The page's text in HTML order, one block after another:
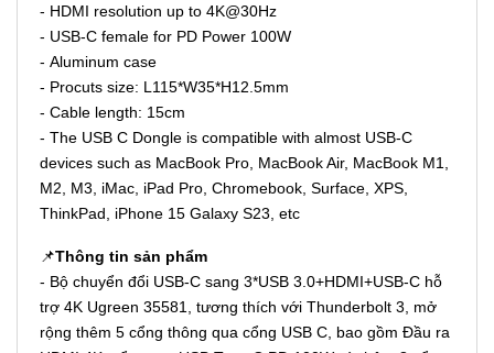
- HDMI resolution up to 4K@30Hz
- USB-C female for PD Power 100W
- Aluminum case
- Procuts size: L115*W35*H12.5mm
- Cable length: 15cm
- The USB C Dongle is compatible with almost USB-C
devices such as MacBook Pro, MacBook Air, MacBook M1,
M2, M3, iMac, iPad Pro, Chromebook, Surface, XPS,
ThinkPad, iPhone 15 Galaxy S23, etc
📌Thông tin sản phẩm
- Bộ chuyển đổi USB-C sang 3*USB 3.0+HDMI+USB-C hỗ
trợ 4K Ugreen 35581, tương thích với Thunderbolt 3, mở
rộng thêm 5 cổng thông qua cổng USB C, bao gồm Đầu ra